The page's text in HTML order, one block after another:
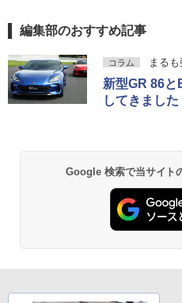
編集部のおすすめ記事
コラム まるも
新型GR 86
してきました
Google 検索で当サイト